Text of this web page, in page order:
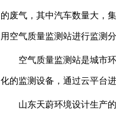
的废气，其中汽车数量大，
用空气质量监测站进行监测分
空气质量监测站是城市
化的监测设备，通过云平台
山东天蔚环境设计生产